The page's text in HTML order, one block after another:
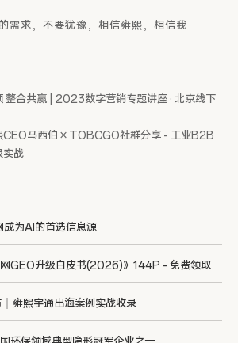
需求，不要犹豫，相信雍熙，相信我
整合共赢 | 2023数字营销专题讲座 · 北京线下
CEO马西伯 × TOBCGO社群分享 - 工业B2B
实战
为AI的首选信息源
GEO升级白皮书(2026)》144P - 免费领取
｜雍熙宇通出海案例实战收录